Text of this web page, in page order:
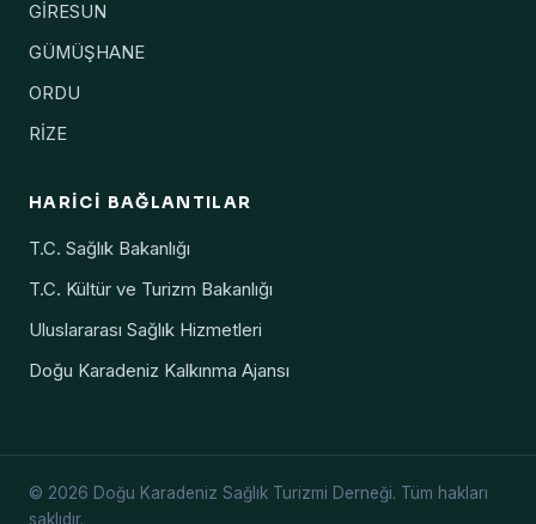
GİRESUN
GÜMÜŞHANE
ORDU
RİZE
HARICI BAĞLANTILAR
T.C. Sağlık Bakanlığı
T.C. Kültür ve Turizm Bakanlığı
Uluslararası Sağlık Hizmetleri
Doğu Karadeniz Kalkınma Ajansı
© 2026 Doğu Karadeniz Sağlık Turizmi Derneği. Tüm hakları
saklıdır.